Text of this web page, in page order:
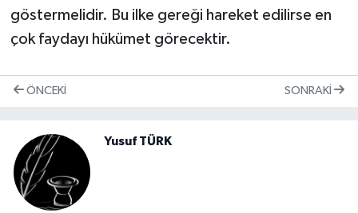
göstermelidir. Bu ilke gereği hareket edilirse en
çok faydayı hükümet görecektir.
ÖNCEKI SONRAKI
Yusuf TÜRK